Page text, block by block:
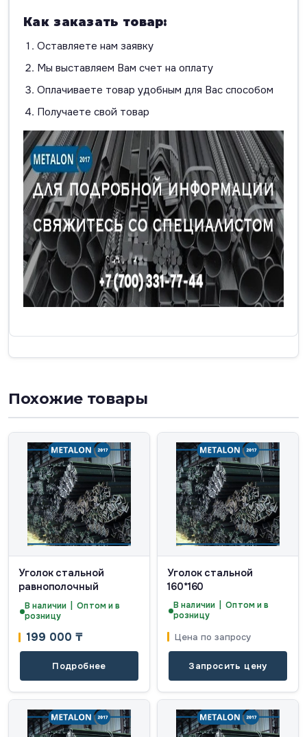
Как заказать товар:
Оставляете нам заявку
Мы выставляем Вам счет на оплату
Оплачиваете товар удобным для Вас способом
Получаете свой товар
Похожие товары
Уголок стальной
равнополочный
В наличии | Оптом и в
розницу
199 000 ₸
Подробнее
Уголок стальной
160*160
В наличии | Оптом и в
розницу
Цена по запросу
Запросить цену